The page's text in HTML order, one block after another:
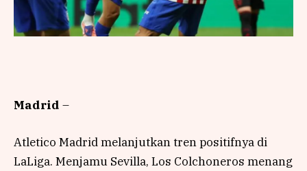
Madrid –
Atletico Madrid melanjutkan tren positifnya di
LaLiga. Menjamu Sevilla, Los Colchoneros menang